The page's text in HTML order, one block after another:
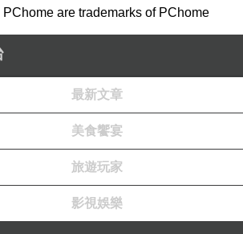
30 15:45:21
：
30 15:44:46
亞汗馬糖官方授權專賣店：
看更多回應
are trademarks of PChome
最新文章
美食饗宴
旅遊玩家
影視娛樂